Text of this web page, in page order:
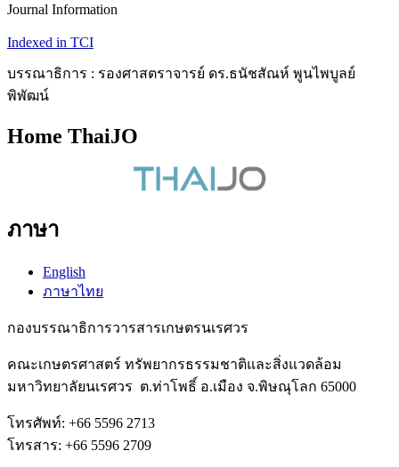
Journal Information
Indexed in TCI
บรรณาธิการ : รองศาสตราจารย์ ดร.ธนัชสัณห์ พูนไพบูลย์
พิพัฒน์
Home ThaiJO
ภาษา
English
ภาษาไทย
กองบรรณาธิการวารสารเกษตรนเรศวร
คณะเกษตรศาสตร์ ทรัพยากรธรรมชาติและสิ่งแวดล้อม
มหาวิทยาลัยนเรศวร ต.ท่าโพธิ์ อ.เมือง จ.พิษณุโลก 65000
โทรศัพท์: +66 5596 2713
โทรสาร: +66 5596 2709